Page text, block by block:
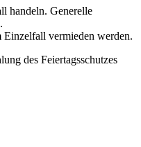
handeln. Generelle
Einzelfall vermieden werden.
des Feiertagsschutzes